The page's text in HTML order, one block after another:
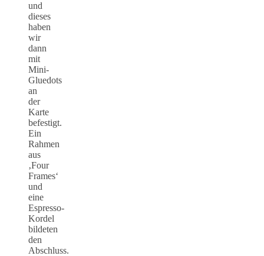
und
dieses
haben
wir
dann
mit
Mini-
Gluedots
an
der
Karte
befestigt.
Ein
Rahmen
aus
‚Four
Frames‘
und
eine
Espresso-
Kordel
bildeten
den
Abschluss.